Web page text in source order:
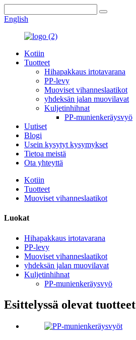
English
Kotiin
Tuotteet
Hihapakkaus irtotavarana
PP-levy
Muoviset vihanneslaatikot
yhdeksän jalan muovilavat
Kuljetinhihnat
PP-munienkeräysvyö
Uutiset
Blogi
Usein kysytyt kysymykset
Tietoa meistä
Ota yhteyttä
Kotiin
Tuotteet
Muoviset vihanneslaatikot
Luokat
Hihapakkaus irtotavarana
PP-levy
Muoviset vihanneslaatikot
yhdeksän jalan muovilavat
Kuljetinhihnat
PP-munienkeräysvyö
Esittelyssä olevat tuotteet